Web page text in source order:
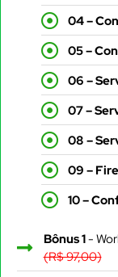
04 –
05 –
06 –
07 –
08 –
09 –
10 –
Bônus 1-
(R$ 97,00)